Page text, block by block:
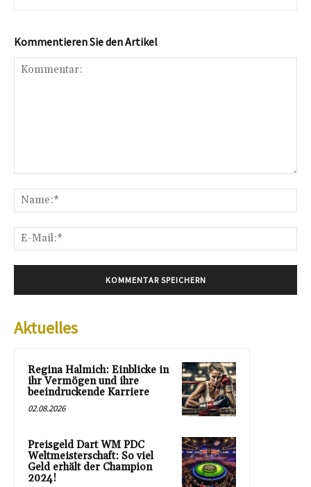
Kommentieren Sie den Artikel
Aktuelles
Regina Halmich: Einblicke in
ihr Vermögen und ihre
beeindruckende Karriere
02.08.2026
Preisgeld Dart WM PDC
Weltmeisterschaft: So viel
Geld erhält der Champion
2024!